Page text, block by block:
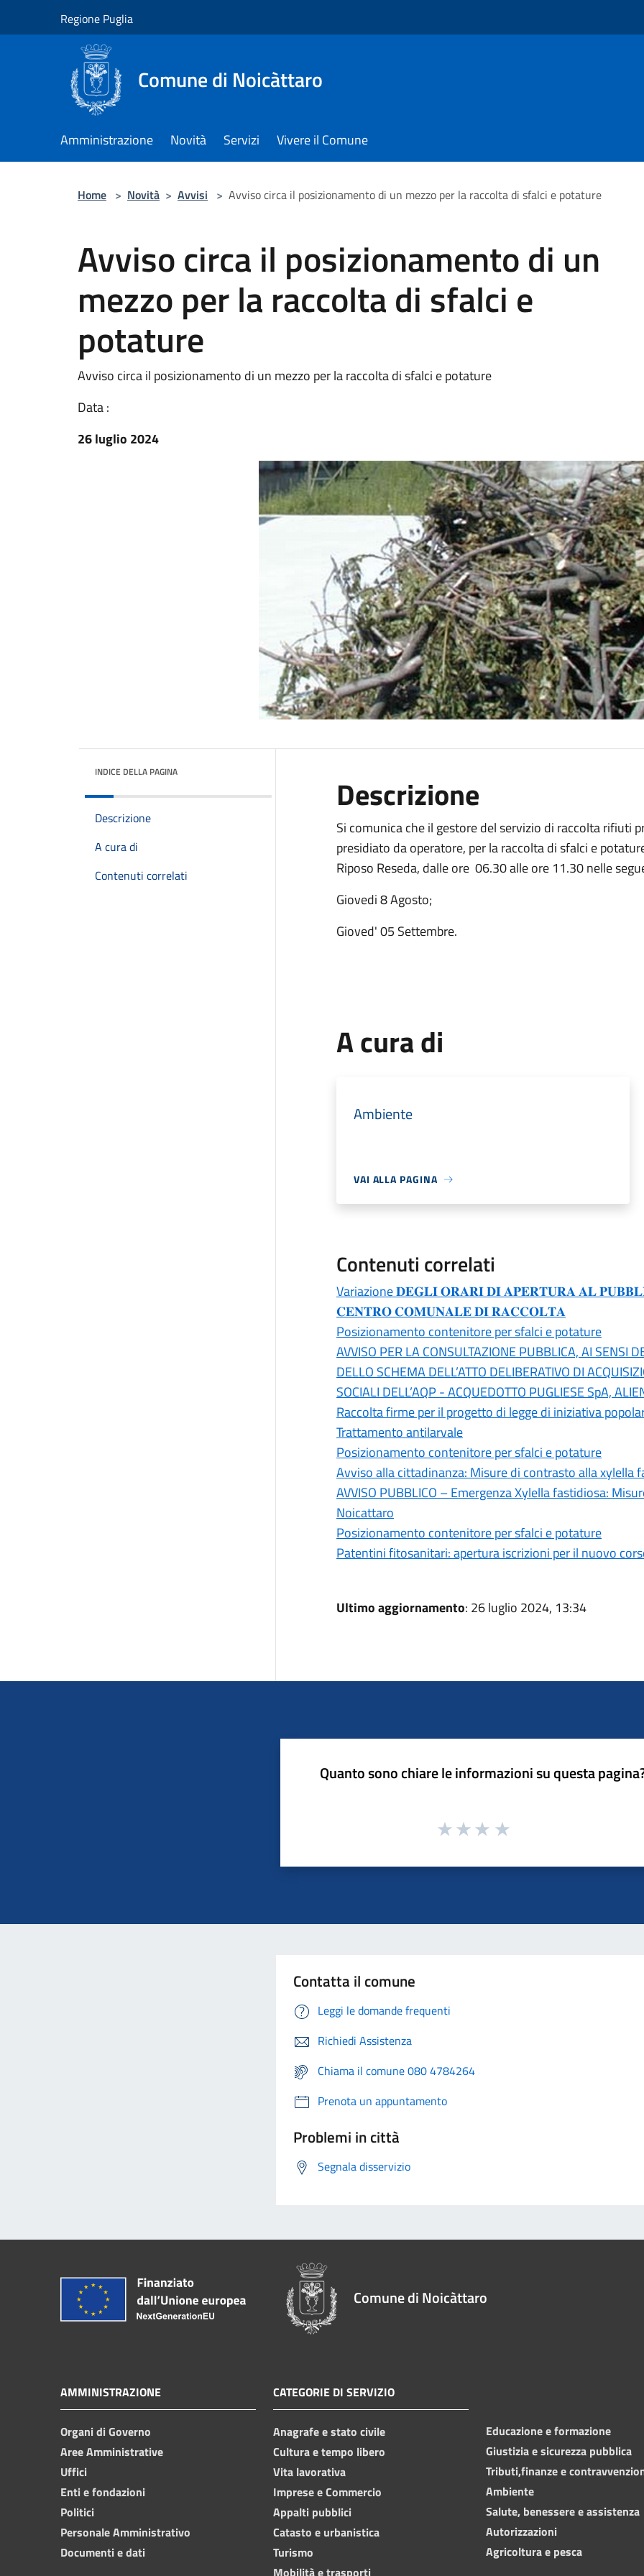
Regione Puglia
Comune di Noicàttaro
Amministrazione Novità Servizi Vivere il Comune
Home > Novità > Avvisi > Avviso circa il posizionamento di un mezzo per la raccolta di sfalci e potature
Avviso circa il posizionamento di un
mezzo per la raccolta di sfalci e
potature
Avviso circa il posizionamento di un mezzo per la raccolta di sfalci e potature
Data :
26 luglio 2024
INDICE DELLA PAGINA
Descrizione
A cura di
Contenuti correlati
Descrizione
Si comunica che il gestore del servizio di raccolta rifiuti
presidiato da operatore, per la raccolta di sfalci e
Riposo Reseda, dalle ore 06.30 alle ore 11.30 nelle
Giovedi 8 Agosto;
Gioved' 05 Settembre.
A cura di
Ambiente
VAI ALLA PAGINA
Contenuti correlati
Variazione 𝐃𝐄𝐆𝐋𝐈 𝐎𝐑𝐀𝐑𝐈 𝐃𝐈 𝐀𝐏𝐄𝐑𝐓𝐔𝐑𝐀 𝐀𝐋
𝐂𝐄𝐍𝐓𝐑𝐎 𝐂𝐎𝐌𝐔𝐍𝐀𝐋𝐄 𝐃𝐈 𝐑𝐀𝐂𝐂𝐎𝐋𝐓𝐀
Posizionamento contenitore per sfalci e potature
AVVISO PER LA CONSULTAZIONE PUBBLICA, AI SENSI
DELLO SCHEMA DELL’ATTO DELIBERATIVO DI
SOCIALI DELL’AQP - ACQUEDOTTO PUGLIESE SpA,
Raccolta firme per il progetto di legge di iniziativa
Trattamento antilarvale
Posizionamento contenitore per sfalci e potature
Avviso alla cittadinanza: Misure di contrasto alla xylella
AVVISO PUBBLICO – Emergenza Xylella fastidiosa:
Noicattaro
Posizionamento contenitore per sfalci e potature
Patentini fitosanitari: apertura iscrizioni per il nuovo
Ultimo aggiornamento: 26 luglio 2024, 13:34
Quanto sono chiare le informazioni su questa
Contatta il comune
Leggi le domande frequenti
Richiedi Assistenza
Chiama il comune 080 4784264
Prenota un appuntamento
Problemi in città
Segnala disservizio
Comune di Noicàttaro
AMMINISTRAZIONE
Organi di Governo
Aree Amministrative
Uffici
Enti e fondazioni
Politici
Personale Amministrativo
Documenti e dati
CATEGORIE DI SERVIZIO
Anagrafe e stato civile
Cultura e tempo libero
Vita lavorativa
Imprese e Commercio
Appalti pubblici
Catasto e urbanistica
Turismo
Mobilità e trasporti
Educazione e formazione
Giustizia e sicurezza pubblica
Tributi,finanze e
Ambiente
Salute, benessere e assistenza
Autorizzazioni
Agricoltura e pesca